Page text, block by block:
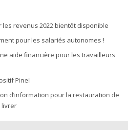
les revenus 2022 bientôt disponible
pour les salariés autonomes !
aide financière pour les travailleurs
Pinel
d’information pour la restauration de
livrer